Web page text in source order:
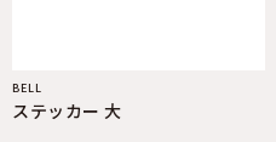
BELL
ステッカー 大